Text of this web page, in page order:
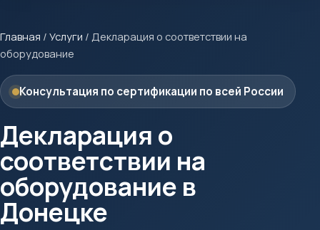
Главная / Услуги / Декларация о соответствии на
оборудование
Консультация по сертификации по всей России
Декларация о
соответствии на
оборудование в
Донецке